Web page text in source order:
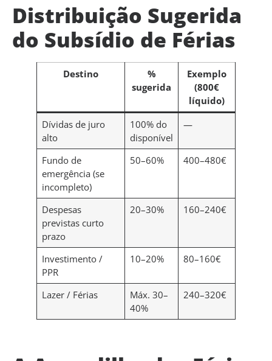
Distribuição Sugerida
do Subsídio de Férias
Destino
%
sugerida
Exemplo
(800€
líquido)
Dívidas de juro
alto
100% do
disponível
—
Fundo de
emergência (se
incompleto)
50–60% 400–480€
Despesas
previstas curto
prazo
20–30% 160–240€
Investimento /
PPR
10–20% 80–160€
Lazer / Férias
Máx. 30–
40%
240–320€